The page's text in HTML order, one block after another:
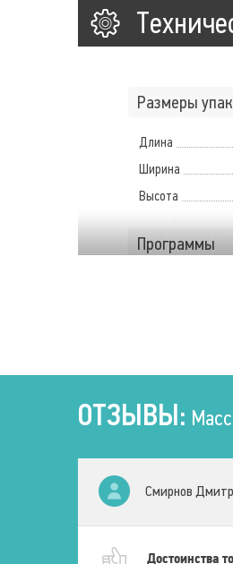
Размеры
Длина
Ширина
Высота
Программы
Режим работы
Напряжение
ОТЗЫВЫ:
Смирнов
Достоинства